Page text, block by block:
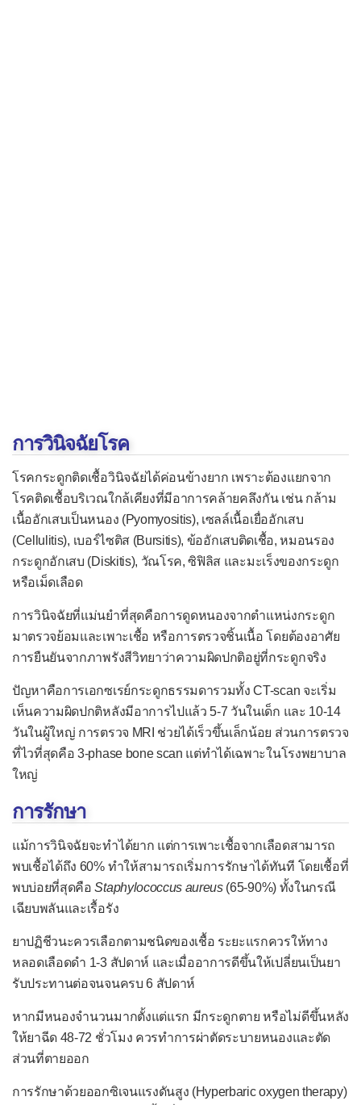
แผลริมอ่อน
ฝีที่รังไข่
ฝีในปอด
ฝีในสมอง
ภาวะอาหารเป็นพิษ
จากพิษในอาหาร
จากพิษที่เกิดในลำไส้
มดลูกอักเสบ
เยื่อบุตาอักเสบจากแบคทีเรีย
เยื่อบุช่องท้องอักเสบ
หลอดลมอักเสบเฉียบพลัน
หูชั้นกลางอักเสบ
อัณฑะอักเสบ
อุ้งเชิงกรานอักเสบ
โรคติดเชื้อ H. pylori
โรคเซลล์เนื้อเยื่ออักเสบ
โรคบิดไม่มีตัว
การวินิจฉัยโรค
โรคกระดูกติดเชื้อวินิจฉัยได้ค่อนข้างยาก เพราะต้องแยกจาก
โรคติดเชื้อบริเวณใกล้เคียงที่มีอาการคล้ายคลึงกัน เช่น กล้าม
เนื้ออักเสบเป็นหนอง (Pyomyositis), เซลล์เนื้อเยื่ออักเสบ
(Cellulitis), เบอร์ไซติส (Bursitis), ข้ออักเสบติดเชื้อ, หมอนรอง
กระดูกอักเสบ (Diskitis), วัณโรค, ซิฟิลิส และมะเร็งของกระดูก
หรือเม็ดเลือด
การวินิจฉัยที่แม่นยำที่สุดคือการดูดหนองจากตำแหน่งกระดูก
มาตรวจย้อมและเพาะเชื้อ หรือการตรวจชิ้นเนื้อ โดยต้องอาศัย
การยืนยันจากภาพรังสีวิทยาว่าความผิดปกติอยู่ที่กระดูกจริง
ปัญหาคือการเอกซเรย์กระดูกธรรมดารวมทั้ง CT-scan จะเริ่ม
เห็นความผิดปกติหลังมีอาการไปแล้ว 5-7 วันในเด็ก และ 10-14
วันในผู้ใหญ่ การตรวจ MRI ช่วยได้เร็วขึ้นเล็กน้อย ส่วนการตรวจ
ที่ไวที่สุดคือ 3-phase bone scan แต่ทำได้เฉพาะในโรงพยาบาล
ใหญ่
การรักษา
แม้การวินิจฉัยจะทำได้ยาก แต่การเพาะเชื้อจากเลือดสามารถ
พบเชื้อได้ถึง 60% ทำให้สามารถเริ่มการรักษาได้ทันที โดยเชื้อที่
พบบ่อยที่สุดคือStaphylococcus aureus(65-90%) ทั้งในกรณี
เฉียบพลันและเรื้อรัง
ยาปฏิชีวนะควรเลือกตามชนิดของเชื้อ ระยะแรกควรให้ทาง
หลอดเลือดดำ 1-3 สัปดาห์ และเมื่ออาการดีขึ้นให้เปลี่ยนเป็นยา
รับประทานต่อจนจนครบ 6 สัปดาห์
หากมีหนองจำนวนมากตั้งแต่แรก มีกระดูกตาย หรือไม่ดีขึ้นหลัง
ให้ยาฉีด 48-72 ชั่วโมง ควรทำการผ่าตัดระบายหนองและตัด
ส่วนที่ตายออก
การรักษาด้วยออกซิเจนแรงดันสูง (Hyperbaric oxygen therapy)